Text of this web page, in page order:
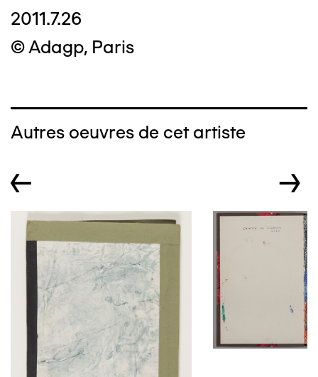
2011.7.26
© Adagp, Paris
Autres oeuvres de cet artiste
← →